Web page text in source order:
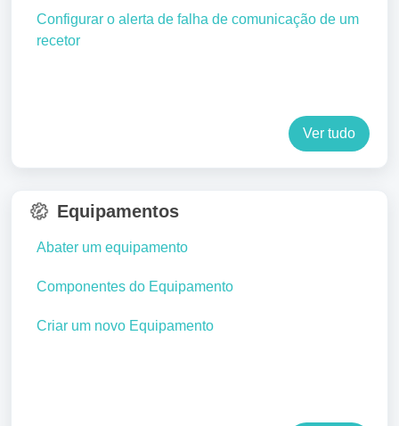
Configurar o alerta de falha de comunicação de um
recetor
Ver tudo
Equipamentos
Abater um equipamento
Componentes do Equipamento
Criar um novo Equipamento